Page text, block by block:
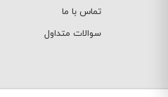
تماس با ما
سوالات متداول